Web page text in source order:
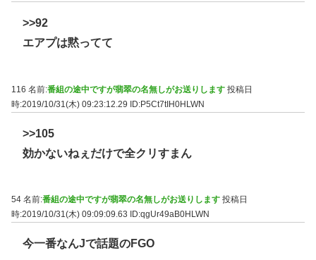
>>92
エアプは黙ってて
116 名前:番組の途中ですが翡翠の名無しがお送りします 投稿日
時:2019/10/31(木) 09:23:12.29 ID:P5Ct7tIH0HLWN
>>105
効かないねぇだけで全クリすまん
54 名前:番組の途中ですが翡翠の名無しがお送りします 投稿日
時:2019/10/31(木) 09:09:09.63
ID:qgUr49aB0HLWN
今一番なんJで話題のFGO